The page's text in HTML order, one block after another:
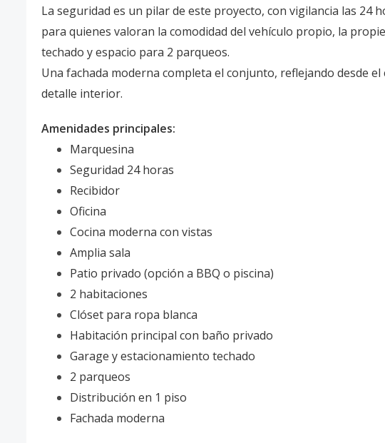
La seguridad es un pilar de este proyecto, con vigilancia las 24
para quienes valoran la comodidad del vehículo propio, la
techado y espacio para 2 parqueos.
Una fachada moderna completa el conjunto, reflejando desde
detalle interior.
Amenidades principales:
Marquesina
Seguridad 24 horas
Recibidor
Oficina
Cocina moderna con vistas
Amplia sala
Patio privado (opción a BBQ o piscina)
2 habitaciones
Clóset para ropa blanca
Habitación principal con baño privado
Garage y estacionamiento techado
2 parqueos
Distribución en 1 piso
Fachada moderna